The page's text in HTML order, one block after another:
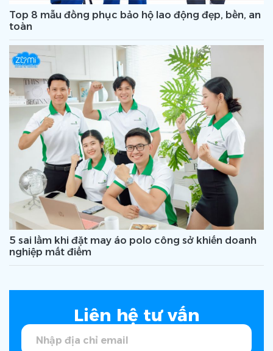
Top 8 mẫu đồng phục bảo hộ lao động đẹp, bền, an
toàn
5 sai lầm khi đặt may áo polo công sở khiến doanh
nghiệp mất điểm
Liên hệ tư vấn